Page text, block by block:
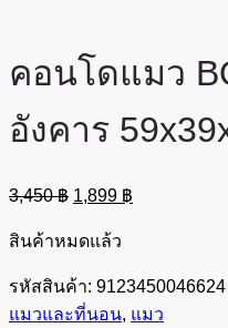
คอนโดแมว
อังคาร
3,450฿ Original
price
was:
1,899 ฿
price
สินค้าหมดแล้ว
รหัสสินค้า: 9123450046624
แมวและที่นอน, แมว